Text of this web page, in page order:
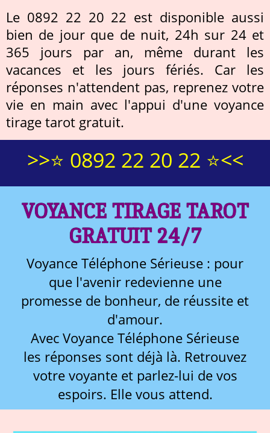
Le 0892 22 20 22 est disponible aussi
bien de jour que de nuit, 24h sur 24 et
365 jours par an, même durant les
vacances et les jours fériés. Car les
réponses n'attendent pas, reprenez votre
vie en main avec l'appui d'une voyance
tirage tarot gratuit.
>>⭐ 0892 22 20 22 ⭐<<
VOYANCE TIRAGE TAROT
GRATUIT 24/7
Voyance Téléphone Sérieuse : pour
que l'avenir redevienne une
promesse de bonheur, de réussite et
d'amour.
Avec Voyance Téléphone Sérieuse
les réponses sont déjà là. Retrouvez
votre voyante et parlez-lui de vos
espoirs. Elle vous attend.